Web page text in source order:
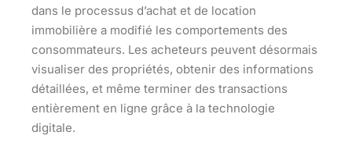
dans le processus d’achat et de location
immobilière a modifié les comportements des
consommateurs. Les acheteurs peuvent désormais
visualiser des propriétés, obtenir des informations
détaillées, et même terminer des transactions
entièrement en ligne grâce à la technologie
digitale.